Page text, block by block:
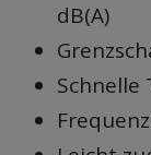
dB(A)
Schnelle